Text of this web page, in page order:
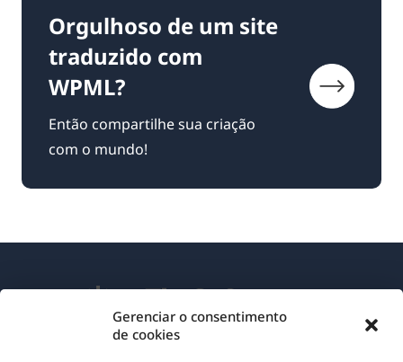
Gerenciar o consentimento
de cookies
Orgulhoso de um site
traduzido com
WPML?
Então compartilhe sua criação
com o mundo!